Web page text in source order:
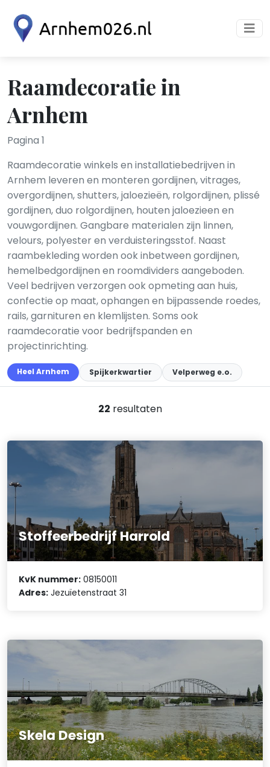
Raamdecoratie in
Arnhem
Pagina 1
Raamdecoratie winkels en installatiebedrijven in
Arnhem leveren en monteren gordijnen, vitrages,
overgordijnen, shutters, jaloezieën, rolgordijnen, plissé
gordijnen, duo rolgordijnen, houten jaloezieen en
vouwgordijnen. Gangbare materialen zijn linnen,
velours, polyester en verduisteringsstof. Naast
raambekleding worden ook inbetween gordijnen,
hemelbedgordijnen en roomdividers aangeboden.
Veel bedrijven verzorgen ook opmeting aan huis,
confectie op maat, ophangen en bijpassende roedes,
rails, garnituren en klemlijsten. Soms ook
raamdecoratie voor bedrijfspanden en
projectinrichting.
Heel Arnhem Spijkerkwartier Velperweg e.o.
22 resultaten
Stoffeerbedrijf Harrold
KvK nummer: 08150011
Adres: Jezuïetenstraat 31
Skela Design